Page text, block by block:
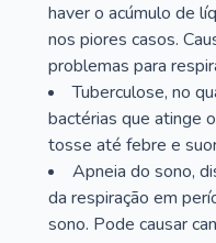
haver o acúmulo de
nos piores casos.
problemas para
Tuberculose, no
bactérias que atinge
tosse até febre e
Apneia do sono,
da respiração em
sono. Pode causar